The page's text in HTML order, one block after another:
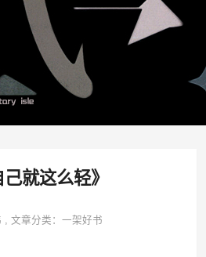
就这么轻》
,文章分类：一架好书